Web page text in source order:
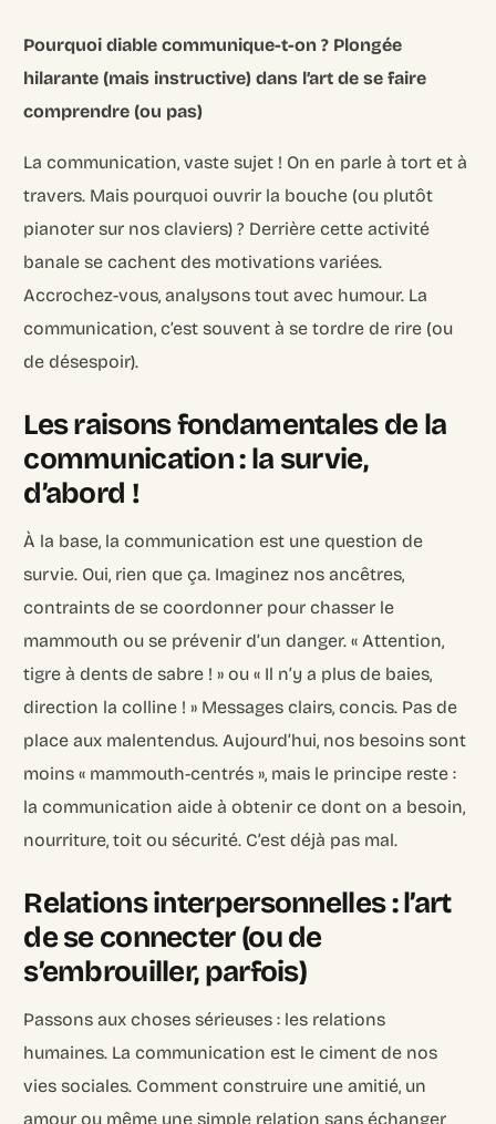
Pourquoi diable communique-t-on ? Plongée
hilarante (mais instructive) dans l’art de se faire
comprendre (ou pas)
La communication, vaste sujet ! On en parle à tort et à
travers. Mais pourquoi ouvrir la bouche (ou plutôt
pianoter sur nos claviers) ? Derrière cette activité
banale se cachent des motivations variées.
Accrochez-vous, analysons tout avec humour. La
communication, c’est souvent à se tordre de rire (ou
de désespoir).
Les raisons fondamentales de la
communication : la survie,
d’abord !
À la base, la communication est une question de
survie. Oui, rien que ça. Imaginez nos ancêtres,
contraints de se coordonner pour chasser le
mammouth ou se prévenir d’un danger. « Attention,
tigre à dents de sabre ! » ou « Il n’y a plus de baies,
direction la colline ! » Messages clairs, concis. Pas de
place aux malentendus. Aujourd’hui, nos besoins sont
moins « mammouth-centrés », mais le principe reste :
la communication aide à obtenir ce dont on a besoin,
nourriture, toit ou sécurité. C’est déjà pas mal.
Relations interpersonnelles : l’art
de se connecter (ou de
s’embrouiller, parfois)
Passons aux choses sérieuses : les relations
humaines. La communication est le ciment de nos
vies sociales. Comment construire une amitié, un
amour ou même une simple relation sans échanger